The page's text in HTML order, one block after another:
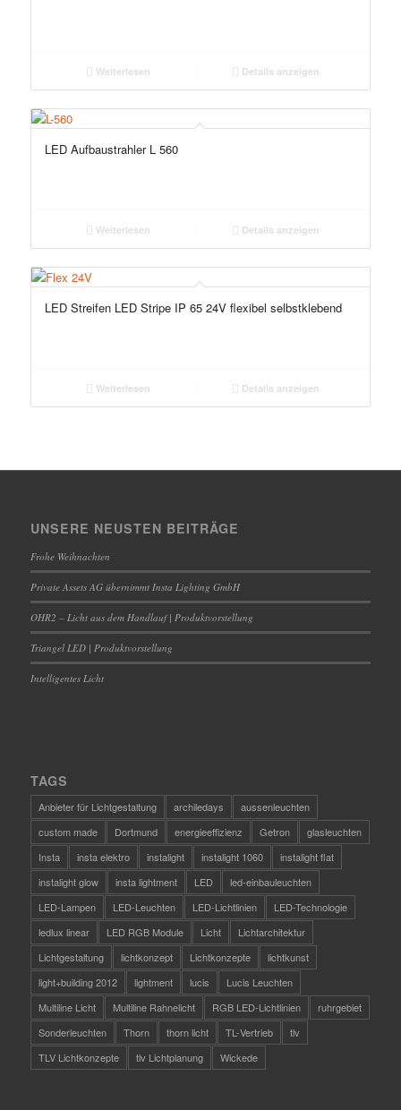
Weiterlesen Details anzeigen
LED Aufbaustrahler L 560
Weiterlesen Details anzeigen
LED Streifen LED Stripe IP 65 24V flexibel selbstklebend
Weiterlesen Details anzeigen
UNSERE NEUSTEN BEITRÄGE
Frohe Weihnachten
Private Assets AG übernimmt Insta Lighting GmbH
OHR2 – Licht aus dem Handlauf | Produktvorstellung
Triangel LED | Produktvorstellung
Intelligentes Licht
TAGS
Anbieter für Lichtgestaltung archiledays
aussenleuchten
custom made
Dortmund energieeffizienz Getron
glasleuchten
Insta
insta elektro instalight instalight 1060
instalight flat
instalight glow
insta lightment LED
led-einbauleuchten
LED-Lampen
LED-Leuchten LED-Lichtlinien
LED-Technologie
ledlux linear
LED RGB Module Licht
Lichtarchitektur
Lichtgestaltung
lichtkonzept Lichtkonzepte
lichtkunst
light+building 2012
lightment lucis
Lucis Leuchten
Multiline Licht
Multiline Rahnelicht RGB LED-Lichtlinien
ruhrgebiet
Sonderleuchten
Thorn thorn licht TL-Vertrieb
tlv
TLV Lichtkonzepte
tlv Lichtplanung Wickede